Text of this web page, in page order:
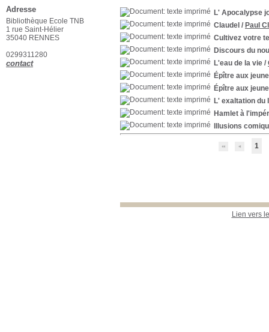
L' Apocalypse
Claudel / Paul
Cultivez votre
Discours du
L'eau de la vie /
Épître aux
Épître aux
L' exaltation du
Hamlet à
Illusions
1
Lien vers
Bibliothèque Ecole TNB
Auteur
Claudel[1]
Eschyle[1]
Py[19]
Adresse
Bibliothèque Ecole TNB
1 rue Saint-Hélier
35040 RENNES
0299311280
contact